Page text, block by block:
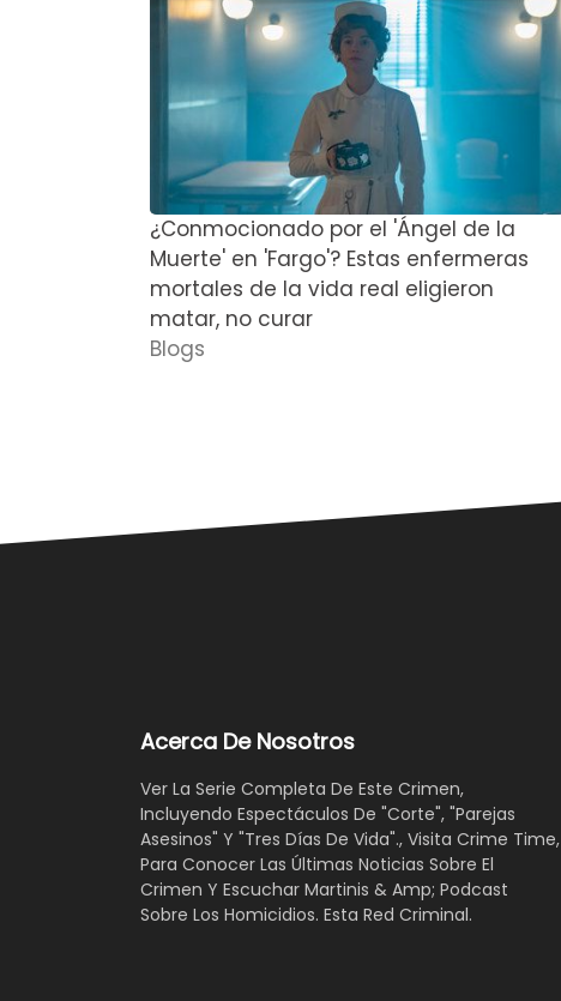
¿Conmocionado por el 'Ángel de la
Muerte' en 'Fargo'? Estas enfermeras
mortales de la vida real eligieron
matar, no curar
Blogs
Acerca De Nosotros
Ver La Serie Completa De Este Crimen,
Incluyendo Espectáculos De "Corte", "Parejas
Asesinos" Y "Tres Días De Vida"., Visita Crime Time,
Para Conocer Las Últimas Noticias Sobre El
Crimen Y Escuchar Martinis & Amp; Podcast
Sobre Los Homicidios. Esta Red Criminal.